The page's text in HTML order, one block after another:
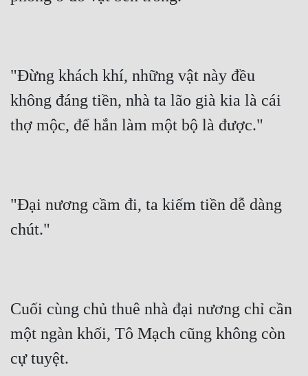
"Đừng khách khí, những vật này đều
không đáng tiền, nhà ta lão già kia là cái
thợ mộc, để hắn làm một bộ là được."
"Đại nương cầm đi, ta kiếm tiền dễ dàng
chút."
Cuối cùng chủ thuê nhà đại nương chỉ cần
một ngàn khối, Tô Mạch cũng không còn
cự tuyệt.